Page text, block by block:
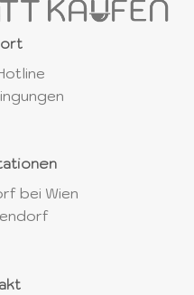
bei Wien